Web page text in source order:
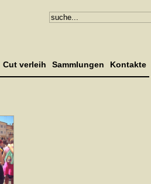
Cut verleih Sammlungen Kontakte